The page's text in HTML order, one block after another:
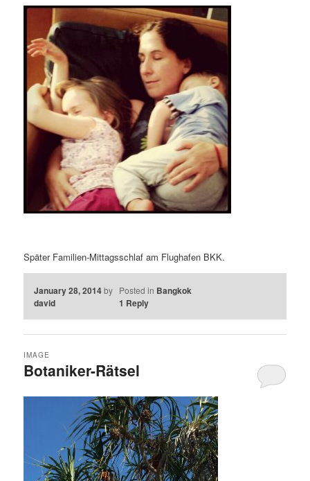
Später Familien-Mittagsschlaf am Flughafen BKK.
January 28, 2014by
david
Posted in Bangkok
1 Reply
Botaniker-Rätsel
IMAGE